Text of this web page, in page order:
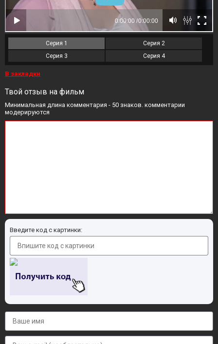
Серия 1
Серия 2
Серия 3
Серия 4
В закладки
Твой отзыв на фильм
Минимальная длина комментария - 50 знаков. комментарии
модерируются
Введите код с картинки: